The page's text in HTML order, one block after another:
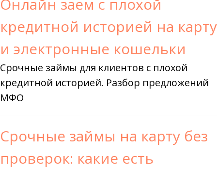
Онлайн заем с плохой
кредитной историей на карту
и электронные кошельки
Срочные займы для клиентов с плохой
кредитной историей. Разбор предложений
МФО
Срочные займы на карту без
проверок: какие есть